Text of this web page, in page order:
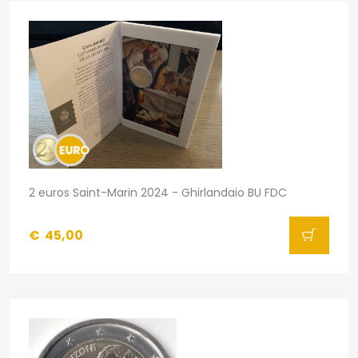
2 euros Saint-Marin 2024 - Ghirlandaio BU FDC
€ 45,00